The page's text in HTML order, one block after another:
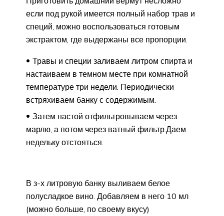
если под рукой имеется полный набор трав и
специй, можно воспользоваться готовым
экстрактом, где выдержаны все пропорции.
Травы и специи заливаем литром спирта и
настаиваем в темном месте при комнатной
температуре три недели. Периодически
встряхиваем банку с содержимым.
Затем настой отфильтровываем через
марлю, а потом через ватный фильтр.Даем
недельку отстояться.
В з-х литровую банку выливаем белое
полусладкое вино. Добавляем в него 10 мл
(можно больше, по своему вкусу)